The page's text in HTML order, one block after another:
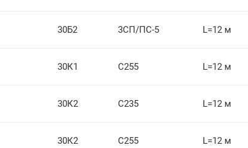
30Б2 3СП/ПС-5 L=12 м
30К1 С255 L=12 м
30К2 С235 L=12 м
30К2 С255 L=12 м